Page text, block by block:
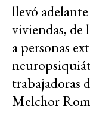
llevó
viviendas, de
a personas
trabajadoras
Melchor